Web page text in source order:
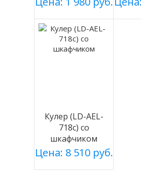
Кулер (LD-AEL-
718c) со
шкафчиком
Цена: 8 510 руб.